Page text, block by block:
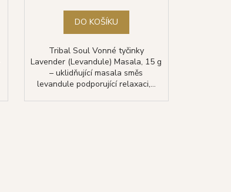
DO KOŠÍKU
Tribal Soul Vonné tyčinky
Lavender (Levandule) Masala, 15 g
– uklidňující masala směs
levandule podporující relaxaci,...